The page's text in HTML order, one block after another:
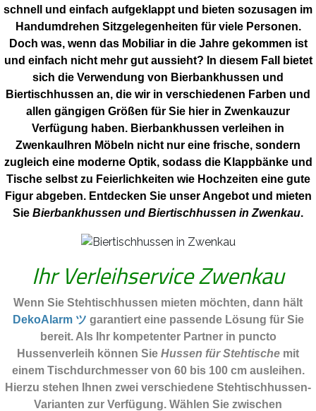
schnell und einfach aufgeklappt und bieten sozusagen im
Handumdrehen Sitzgelegenheiten für viele Personen.
Doch was, wenn das Mobiliar in die Jahre gekommen ist
und einfach nicht mehr gut aussieht? In diesem Fall bietet
sich die Verwendung von Bierbankhussen und
Biertischhussen an, die wir in verschiedenen Farben und
allen gängigen Größen für Sie hier in Zwenkauzur
Verfügung haben. Bierbankhussen verleihen in
ZwenkauIhren Möbeln nicht nur eine frische, sondern
zugleich eine moderne Optik, sodass die Klappbänke und
Tische selbst zu Feierlichkeiten wie Hochzeiten eine gute
Figur abgeben. Entdecken Sie unser Angebot und mieten
Sie Bierbankhussen und Biertischhussen in Zwenkau.
Ihr Verleihservice Zwenkau
Wenn Sie Stehtischhussen mieten möchten, dann hält
DekoAlarm ツ garantiert eine passende Lösung für Sie
bereit. Als Ihr kompetenter Partner in puncto
Hussenverleih können Sie Hussen für Stehtische mit
einem Tischdurchmesser von 60 bis 100 cm ausleihen.
Hierzu stehen Ihnen zwei verschiedene Stehtischhussen-
Varianten zur Verfügung. Wählen Sie zwischen